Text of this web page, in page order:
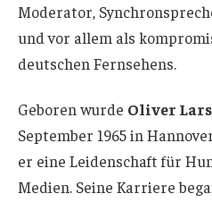
Moderator,
und vor allem als
deutschen Fernsehens.
Geboren wurde Oliver
September 1965 in
er eine Leidenschaft für
Medien. Seine Karriere